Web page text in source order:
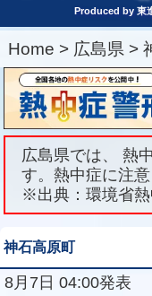
Produced by 東
Home > 広島県 >
広島県では、 熱
す。熱中症に注意
※出典：環境省熱
神石高原町
8月7日 04:00発表